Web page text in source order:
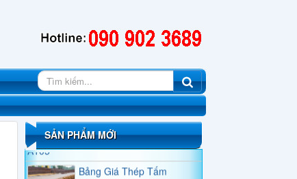
SẢN PHẨM MỚI
BẢNG GIÁ THÉP ỐNG
SA213, SA333, SA335
Thép Tấm, Thép Ống,
Thép Tròn Đặc SC410,
SSC400, SC480, SC450,
A105
Bảng Giá Thép Tấm
Q345A - Q345B - Q345C -
Q345D - Q345E